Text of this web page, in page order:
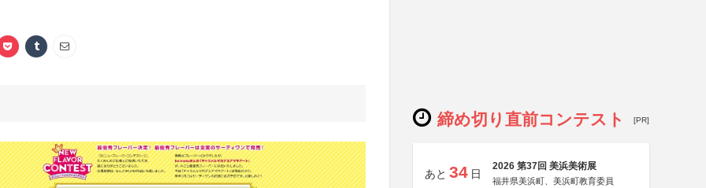
締め切り直前コンテスト [PR]
あと 34 日
2026 第37回 美浜美術展
福井県美浜町、美浜町教育委員